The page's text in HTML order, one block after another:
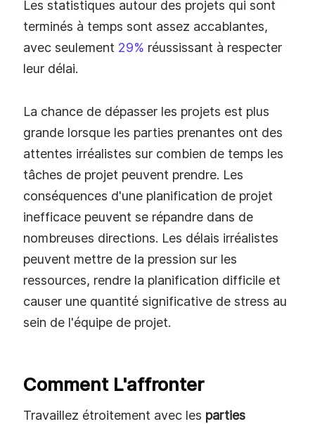
Les statistiques autour des projets qui sont
terminés à temps sont assez accablantes,
avec seulement 29% réussissant à respecter
leur délai.
La chance de dépasser les projets est plus
grande lorsque les parties prenantes ont des
attentes irréalistes sur combien de temps les
tâches de projet peuvent prendre. Les
conséquences d'une planification de projet
inefficace peuvent se répandre dans de
nombreuses directions. Les délais irréalistes
peuvent mettre de la pression sur les
ressources, rendre la planification difficile et
causer une quantité significative de stress au
sein de l'équipe de projet.
Comment L'affronter
Travaillez étroitement avec les parties